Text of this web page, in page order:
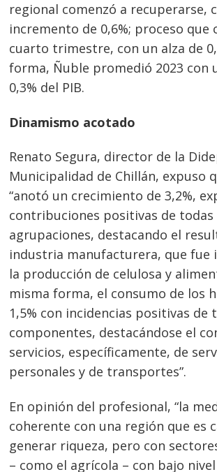
regional comenzó a recuperarse,
incremento de 0,6%; proceso que
cuarto trimestre, con un alza de
forma, Ñuble promedió 2023 con
0,3% del PIB.
Dinamismo acotado
Renato Segura, director de la
Municipalidad de Chillán, expuso
“anotó un crecimiento de 3,2%,
contribuciones positivas de todas
agrupaciones, destacando el
industria manufacturera, que fue
la producción de celulosa y
misma forma, el consumo de los
1,5% con incidencias positivas de
componentes, destacándose el
servicios, específicamente, de
personales y de transportes”.
En opinión del profesional, “la
coherente con una región que es
generar riqueza, pero con
– como el agrícola – con bajo